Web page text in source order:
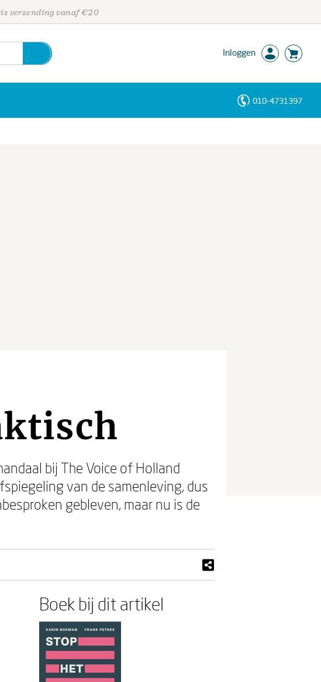
verzending vanaf €20
Inloggen
010-4731397
bij The Voice of Holland
van de samenleving, dus
gebleven, maar nu is de
Boek bij dit artikel
Personen